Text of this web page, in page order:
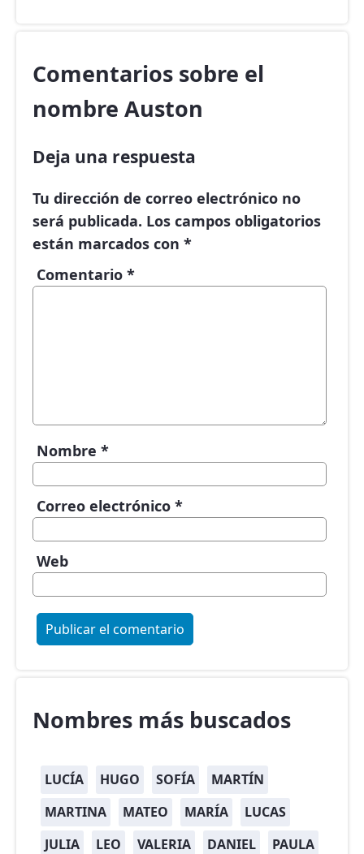
Comentarios sobre el
nombre Auston
Deja una respuesta
Tu dirección de correo electrónico no
será publicada. Los campos obligatorios
están marcados con *
Comentario *
Nombre *
Correo electrónico *
Web
Nombres más buscados
LUCÍA HUGO SOFÍA
MARTÍN
MARTINA
MATEO MARÍA
LUCAS
JULIA
LEO VALERIA DANIEL PAULA